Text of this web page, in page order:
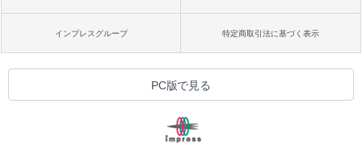
インプレスグループ 特定商取引法に基づく表示
PC版で見る